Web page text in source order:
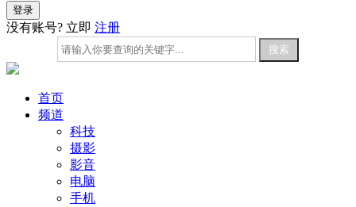
没有账号? 立即 注册
首页
频道
科技
摄影
影音
电脑
手机